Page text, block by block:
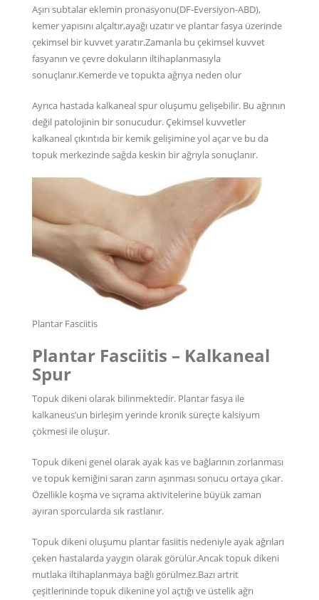
Aşırı subtalar eklemin pronasyonu(DF-Eversiyon-ABD),
kemer yapısını alçaltır,ayağı uzatır ve plantar fasya üzerinde
çekimsel bir kuvvet yaratır.Zamanla bu çekimsel kuvvet
fasyanın ve çevre dokuların iltihaplanmasıyla
sonuçlanır.Kemerde ve topukta ağrıya neden olur
Ayrıca hastada kalkaneal spur oluşumu gelişebilir. Bu ağrının
değil patolojinin bir sonucudur. Çekimsel kuvvetler
kalkaneal çıkıntıda bir kemik gelişimine yol açar ve bu da
topuk merkezinde sağda keskin bir ağrıyla sonuçlanır.
Plantar Fasciitis
Plantar Fasciitis – Kalkaneal
Spur
Topuk dikeni olarak bilinmektedir. Plantar fasya ile
kalkaneus’un birleşim yerinde kronik süreçte kalsiyum
çökmesi ile oluşur.
Topuk dikeni genel olarak ayak kas ve bağlarının zorlanması
ve topuk kemiğini saran zarın aşınması sonucu ortaya çıkar.
Özellikle koşma ve sıçrama aktivitelerine büyük zaman
ayıran sporcularda sık rastlanır.
Topuk dikeni oluşumu plantar fasiitis nedeniyle ayak ağrıları
çeken hastalarda yaygın olarak görülür.Ancak topuk dikeni
mutlaka iltihaplanmaya bağlı görülmez.Bazı artrit
çeşitlerininde topuk dikenine yol açtığı ve üstelik ağrı